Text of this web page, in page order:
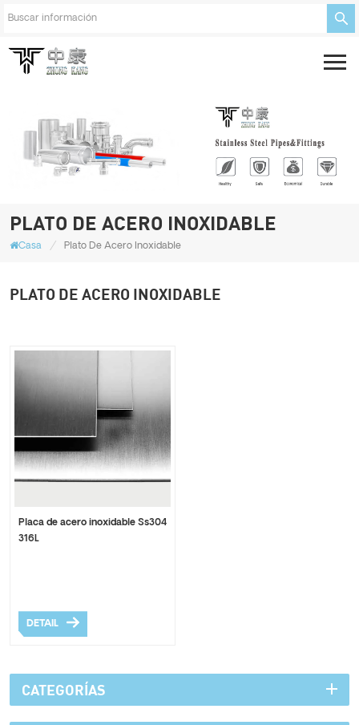
PLATO DE ACERO INOXIDABLE
Casa / Plato De Acero Inoxidable
PLATO DE ACERO INOXIDABLE
Placa de acero inoxidable Ss304
316L
DETAIL
CATEGORÍAS